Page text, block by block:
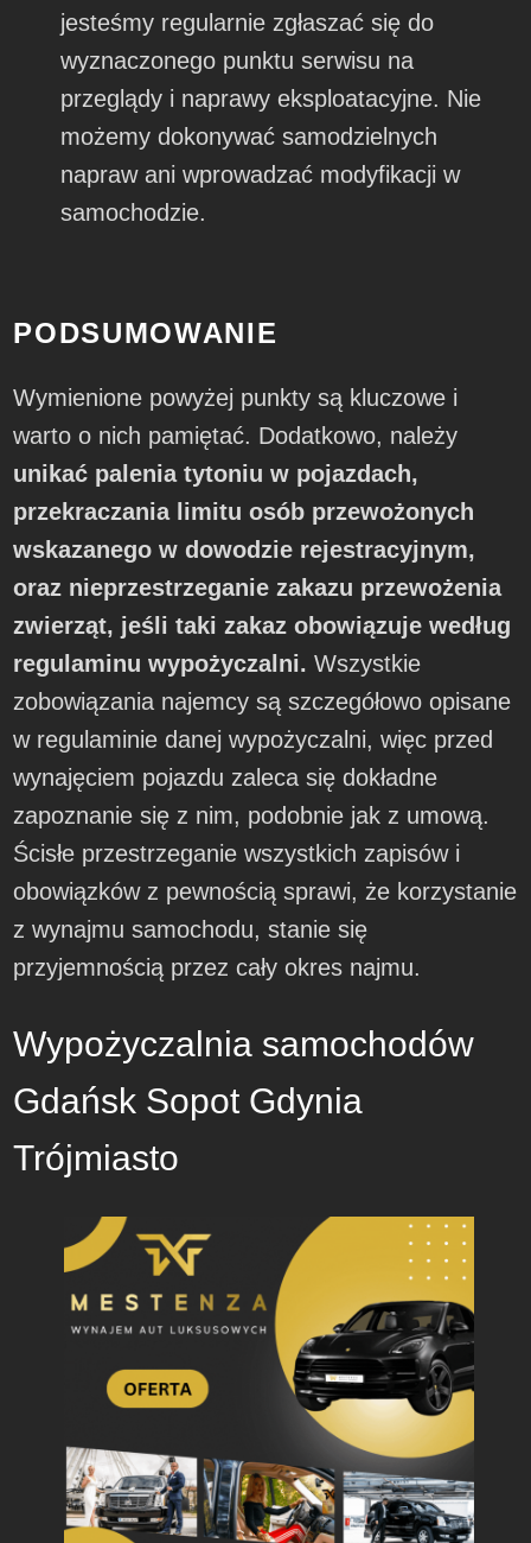
jesteśmy regularnie zgłaszać się do
wyznaczonego punktu serwisu na
przeglądy i naprawy eksploatacyjne. Nie
możemy dokonywać samodzielnych
napraw ani wprowadzać modyfikacji w
samochodzie.
PODSUMOWANIE
Wymienione powyżej punkty są kluczowe i
warto o nich pamiętać. Dodatkowo, należy
unikać palenia tytoniu w pojazdach,
przekraczania limitu osób przewożonych
wskazanego w dowodzie rejestracyjnym,
oraz nieprzestrzeganie zakazu przewożenia
zwierząt, jeśli taki zakaz obowiązuje według
regulaminu wypożyczalni. Wszystkie
zobowiązania najemcy są szczegółowo opisane
w regulaminie danej wypożyczalni, więc przed
wynajęciem pojazdu zaleca się dokładne
zapoznanie się z nim, podobnie jak z umową.
Ścisłe przestrzeganie wszystkich zapisów i
obowiązków z pewnością sprawi, że korzystanie
z wynajmu samochodu, stanie się
przyjemnością przez cały okres najmu.
Wypożyczalnia samochodów
Gdańsk Sopot Gdynia
Trójmiasto